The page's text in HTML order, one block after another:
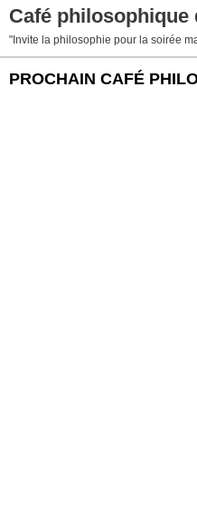
Café philosophique
"Invite la philosophie pour la soirée
PROCHAIN CAFÉ